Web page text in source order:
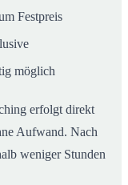
Festpreis
möglich
erfolgt direkt
Aufwand. Nach
weniger Stunden